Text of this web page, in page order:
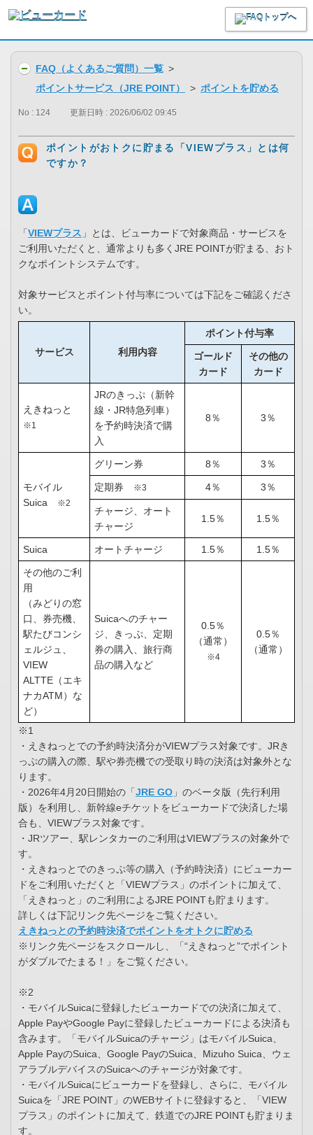
FAQ（よくあるご質問）一覧 >
ポイントサービス（JRE POINT）
> ポイントを貯める
No : 124 更新日時 : 2026/06/02 09:45
ポイントがおトクに貯まる「VIEWプラス」とは何
ですか？
「 VIEWプラス 」とは、ビューカードで対象商品・サービスを
ご利用いただくと、通常よりも多くJRE POINTが貯まる、おト
クなポイントシステムです。
対象サービスとポイント付与率については下記をご確認くださ
い。
サービス 利用内容
ポイント付与率
ゴールド
カード
その他の
カード
えきねっと
※1
JRのきっぷ（新幹
線・JR特急列車）
を予約時決済で購
入
8％ 3％
モバイル
Suica
※2
グリーン券 8％ 3％
定期券 ※3 4％ 3％
チャージ、オート
チャージ
1.5％ 1.5％
Suica オートチャージ 1.5％ 1.5％
その他のご利
用
（みどりの窓
口、券売機、
駅たびコンシ
ェルジュ、
VIEW
ALTTE（エキ
ナカATM）な
ど）
Suicaへのチャー
ジ、きっぷ、定期
券の購入、旅行商
品の購入など
0.5％
（通常）
※4
0.5％
（通常）
※1
・えきねっとでの予約時決済分がVIEWプラス対象です。JRき
っぷの購入の際、駅や券売機での受取り時の決済は対象外とな
ります。
・2026年4月20日開始の「 JRE GO 」のベータ版（先行利用
版）を利用し、新幹線eチケットをビューカードで決済した場
合も、VIEWプラス対象です。
・JRツアー、駅レンタカーのご利用はVIEWプラスの対象外で
す。
・えきねっとでのきっぷ等の購入（予約時決済）にビューカー
ドをご利用いただくと「VIEWプラス」のポイントに加えて、
「えきねっと」のご利用によるJRE POINTも貯まります。
詳しくは下記リンク先ページをご覧ください。
えきねっとの予約時決済でポイントをオトクに貯める
※リンク先ページをスクロールし、「“えきねっと”でポイント
がダブルでたまる！」をご覧ください。
※2
・モバイルSuicaに登録したビューカードでの決済に加えて、
Apple PayやGoogle Payに登録したビューカードによる決済も
含みます。「モバイルSuicaのチャージ」はモバイルSuica、
Apple PayのSuica、Google PayのSuica、Mizuho Suica、ウェ
アラブルデバイスのSuicaへのチャージが対象です。
・モバイルSuicaにビューカードを登録し、さらに、モバイル
Suicaを「JRE POINT」のWEBサイトに登録すると、「VIEW
プラス」のポイントに加えて、鉄道でのJRE POINTも貯まりま
す。